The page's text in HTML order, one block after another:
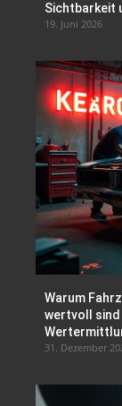
Sichtbarkeit
19. Juni 2026
Warum
wertvoll sind
31. Dezember